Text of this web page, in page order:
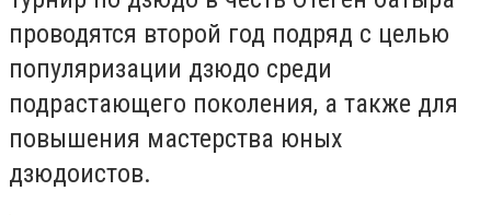
проводятся второй год подряд с целью
популяризации дзюдо среди
подрастающего поколения, а также для
повышения мастерства юных
дзюдоистов.